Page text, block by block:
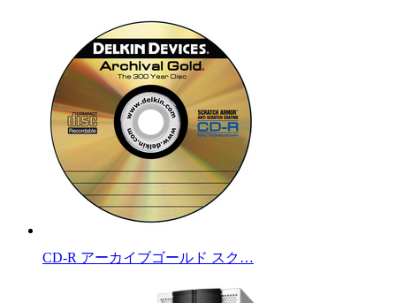
CD-R アーカイブゴールド スク…